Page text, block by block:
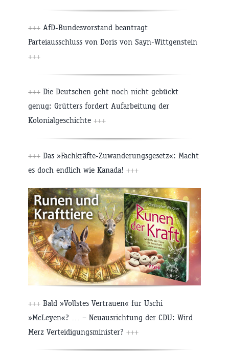
+++ AfD-Bundesvorstand beantragt
Parteiausschluss von Doris von Sayn-Wittgenstein
+++
+++ Die Deutschen geht noch nicht gebückt
genug: Grütters fordert Aufarbeitung der
Kolonialgeschichte +++
+++ Das »Fachkräfte-Zuwanderungsgesetz«: Macht
es doch endlich wie Kanada! +++
+++ Bald »Vollstes Vertrauen« für Uschi
»McLeyen«? … – Neuausrichtung der CDU: Wird
Merz Verteidigungsminister? +++